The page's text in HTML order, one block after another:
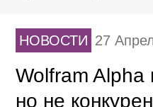
НОВОСТИ 27
Wolfram Alpha
но не